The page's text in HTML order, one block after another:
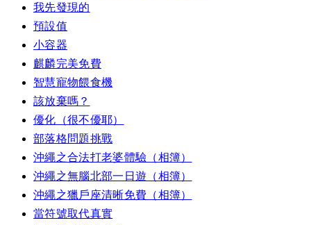
我先發現的
預設值
小容器
麒麟完美免費
智慧寵物餵食機
該放棄嗎？
優化（很不優耶）
部落格問題挑戰
沖繩之合法打老婆體驗（相簿）
沖繩之無腦北部一日遊（相簿）
沖繩之獵戶座清晰免費（相簿）
當符號取代真實